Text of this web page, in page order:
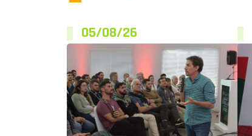
05/08/26